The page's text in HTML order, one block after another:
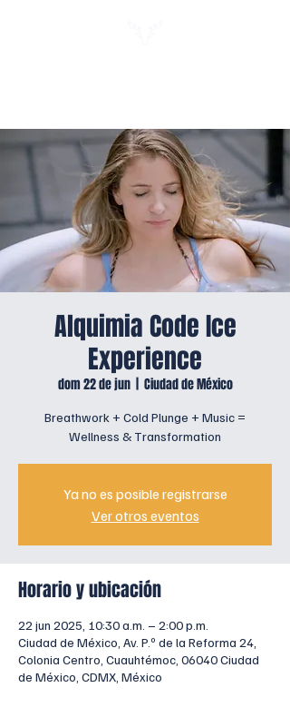
Alquimia Code Ice
Experience
dom 22 de jun
  |
Ciudad de México
Breathwork + Cold Plunge + Music =
Wellness & Transformation
Ya no es posible registrarse
Ver otros eventos
Horario y ubicación
22 jun 2025, 10:30 a.m. – 2:00 p.m.
Ciudad de México, Av. P.º de la Reforma 24,
Colonia Centro, Cuauhtémoc, 06040 Ciudad
de México, CDMX, México